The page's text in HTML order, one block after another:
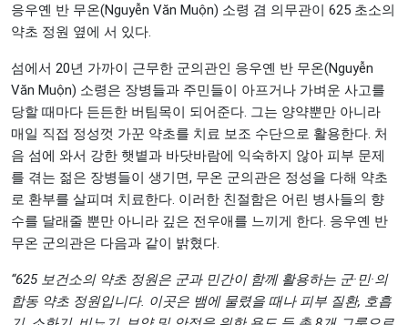
응우옌 반 무온(Nguyễn Văn Muộn) 소령 겸 의무관이 625 초소의
약초 정원 옆에 서 있다.
섬에서 20년 가까이 근무한 군의관인 응우옌 반 무온(Nguyễn
Văn Muộn) 소령은 장병들과 주민들이 아프거나 가벼운 사고를
당할 때마다 든든한 버팀목이 되어준다. 그는 양약뿐만 아니라
매일 직접 정성껏 가꾼 약초를 치료 보조 수단으로 활용한다. 처
음 섬에 와서 강한 햇볕과 바닷바람에 익숙하지 않아 피부 문제
를 겪는 젊은 장병들이 생기면, 무온 군의관은 정성을 다해 약초
로 환부를 살피며 치료한다. 이러한 친절함은 어린 병사들의 향
수를 달래줄 뿐만 아니라 깊은 전우애를 느끼게 한다. 응우옌 반
무온 군의관은 다음과 같이 밝혔다.
“625 보건소의 약초 정원은 군과 민간이 함께 활용하는 군·민·의
합동 약초 정원입니다. 이곳은 뱀에 물렸을 때나 피부 질환, 호흡